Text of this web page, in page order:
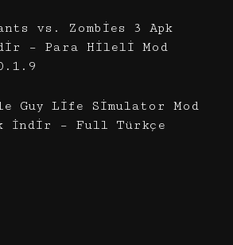
vs. Zombies 3 Apk
– Para Hileli Mod
Guy Life Simulator Mod
İndir – Full Türkçe